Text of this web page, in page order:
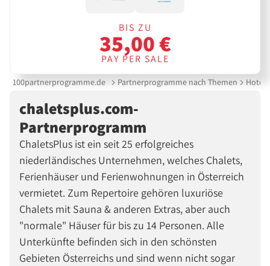
BIS ZU
35,00 €
PAY PER SALE
100partnerprogramme.de Partnerprogramme nach Themen
chaletsplus.com-
Partnerprogramm
ChaletsPlus ist ein seit 25 erfolgreiches
niederländisches Unternehmen, welches Chalets,
Ferienhäuser und Ferienwohnungen in Österreich
vermietet. Zum Repertoire gehören luxuriöse
Chalets mit Sauna & anderen Extras, aber auch
"normale" Häuser für bis zu 14 Personen. Alle
Unterkünfte befinden sich in den schönsten
Gebieten Österreichs und sind wenn nicht sogar